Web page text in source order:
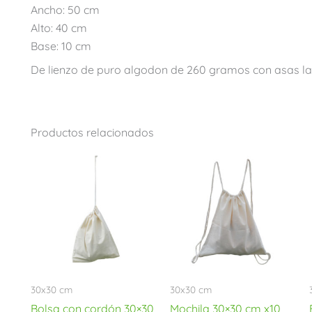
Ancho: 50 cm
Alto: 40 cm
Base: 10 cm
De lienzo de puro algodon de 260 gramos con asas
Productos relacionados
30x30 cm
Bolsa con cordón 30×30
30x30 cm
Mochila 30×30 cm x10